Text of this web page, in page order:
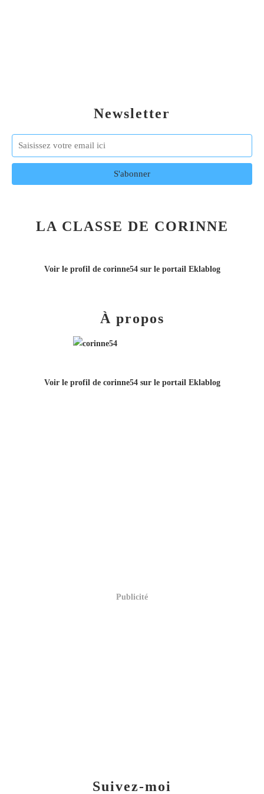
Newsletter
LA CLASSE DE CORINNE
Voir le profil de corinne54sur le portail Eklablog
Suivez-moi
À propos
Voir le profil de corinne54sur le portail Eklablog
Publicité